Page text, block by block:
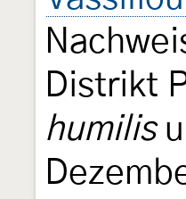
Distrikt
humilis